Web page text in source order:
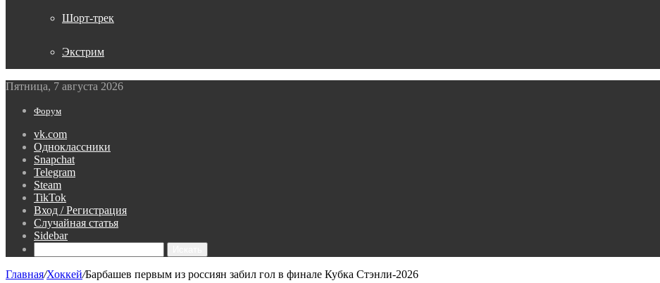
Шорт-трек
Экстрим
Пятница, 7 августа 2026
Форум
vk.com
Одноклассники
Snapchat
Telegram
Steam
TikTok
Вход / Регистрация
Случайная статья
Sidebar
Главная/Хоккей/Барбашев первым из россиян забил гол в финале Кубка Стэнли‑2026